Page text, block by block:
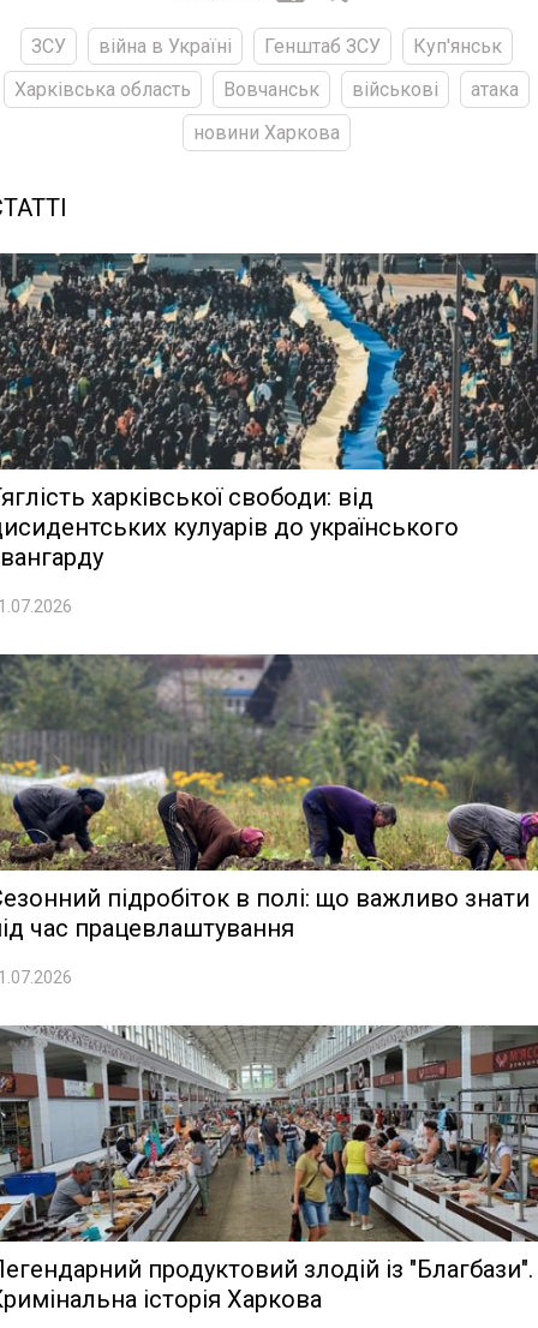
ЗСУ війна в Україні Генштаб ЗСУ
Куп'янськ
Харківська область
Вовчанськ військові
атака
новини Харкова
харківської свободи: від
кулуарів до українського
підробіток в полі: що важливо знати
час працевлаштування
продуктовий злодій із "Благбази".
історія Харкова